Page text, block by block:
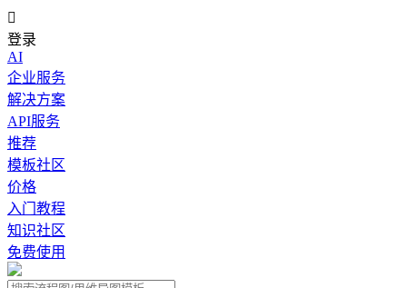

登录
AI
企业服务
解决方案
API服务
推荐
模板社区
价格
入门教程
知识社区
免费使用